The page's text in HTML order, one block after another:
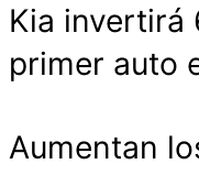
Kia invertirá
primer auto
Aumentan